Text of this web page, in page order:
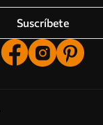
Suscríbete